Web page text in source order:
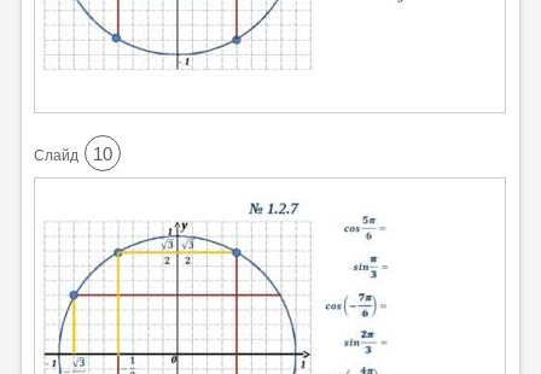
Cлайд 10